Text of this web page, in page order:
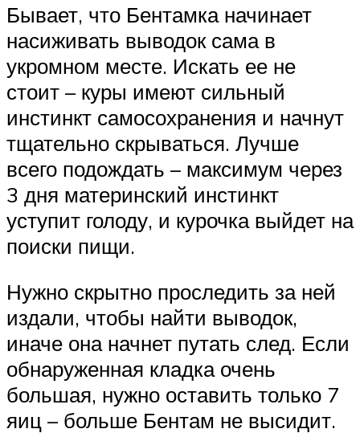
Бывает, что Бентамка начинает
насиживать выводок сама в
укромном месте. Искать ее не
стоит – куры имеют сильный
инстинкт самосохранения и начнут
тщательно скрываться. Лучше
всего подождать – максимум через
3 дня материнский инстинкт
уступит голоду, и курочка выйдет на
поиски пищи.
Нужно скрытно проследить за ней
издали, чтобы найти выводок,
иначе она начнет путать след. Если
обнаруженная кладка очень
большая, нужно оставить только 7
яиц – больше Бентам не высидит.